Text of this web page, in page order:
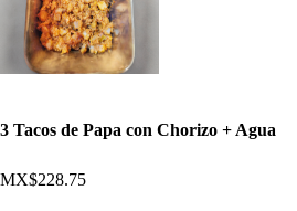
3 Tacos de Papa con Chorizo + Agua
MX$228.75